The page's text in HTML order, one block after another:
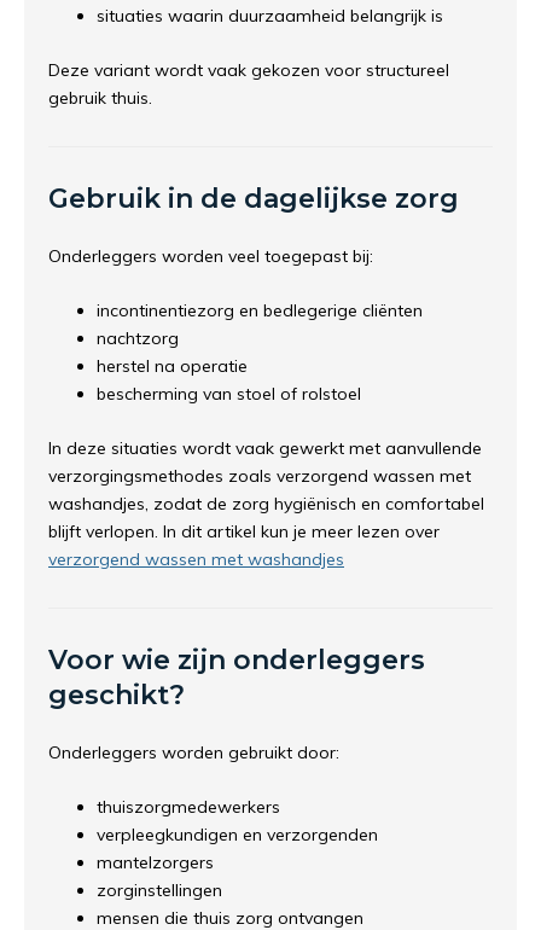
situaties waarin duurzaamheid belangrijk is
Deze variant wordt vaak gekozen voor structureel
gebruik thuis.
Gebruik in de dagelijkse zorg
Onderleggers worden veel toegepast bij:
incontinentiezorg en bedlegerige cliënten
nachtzorg
herstel na operatie
bescherming van stoel of rolstoel
In deze situaties wordt vaak gewerkt met aanvullende
verzorgingsmethodes zoals verzorgend wassen met
washandjes, zodat de zorg hygiënisch en comfortabel
blijft verlopen. In dit artikel kun je meer lezen over
verzorgend wassen met washandjes
Voor wie zijn onderleggers
geschikt?
Onderleggers worden gebruikt door:
thuiszorgmedewerkers
verpleegkundigen en verzorgenden
mantelzorgers
zorginstellingen
mensen die thuis zorg ontvangen